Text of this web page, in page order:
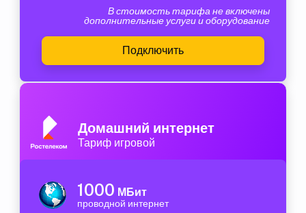
В стоимость тарифа не включены
дополнительные услуги и оборудование
Подключить
Домашний интернет
Тариф игровой
1000 МБит
проводной интернет